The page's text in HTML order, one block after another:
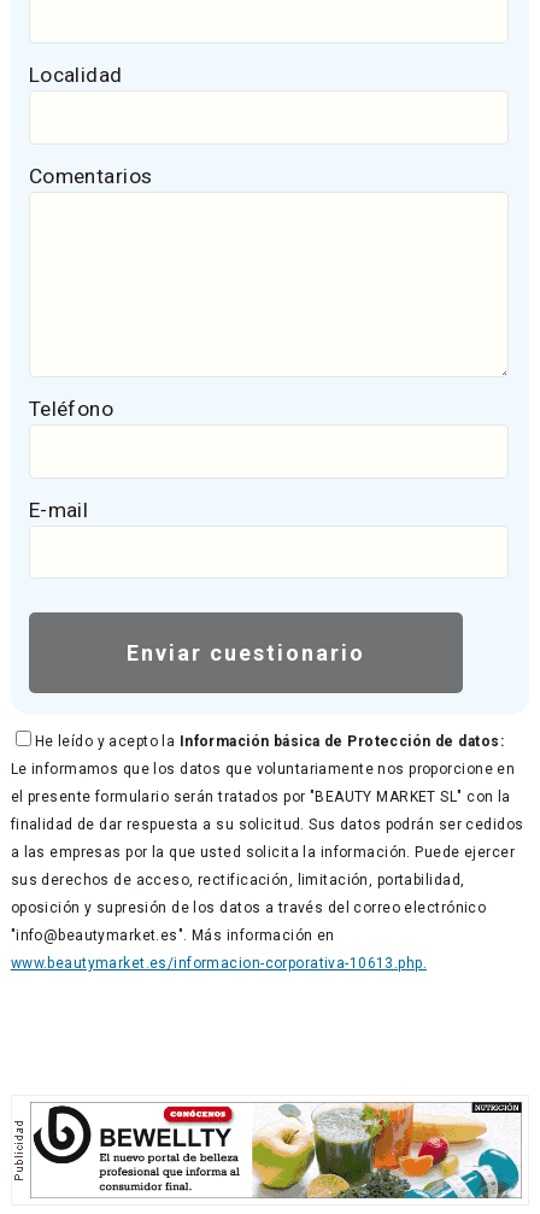
Localidad
Comentarios
Teléfono
E-mail
He leído y acepto la Información básica de Protección de datos:
Le informamos que los datos que voluntariamente nos proporcione en
el presente formulario serán tratados por "BEAUTY MARKET SL" con la
finalidad de dar respuesta a su solicitud. Sus datos podrán ser cedidos
a las empresas por la que usted solicita la información. Puede ejercer
sus derechos de acceso, rectificación, limitación, portabilidad,
oposición y supresión de los datos a través del correo electrónico
"info@beautymarket.es". Más información en
www.beautymarket.es/informacion-corporativa-10613.php.